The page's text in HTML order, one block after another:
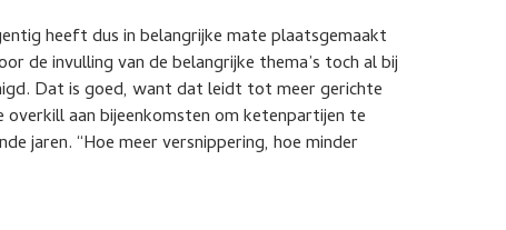
heeft dus in belangrijke mate plaatsgemaakt
de invulling van de belangrijke thema’s toch al bij
Dat is goed, want dat leidt tot meer gerichte
aan bijeenkomsten om ketenpartijen te
jaren. “Hoe meer versnippering, hoe minder